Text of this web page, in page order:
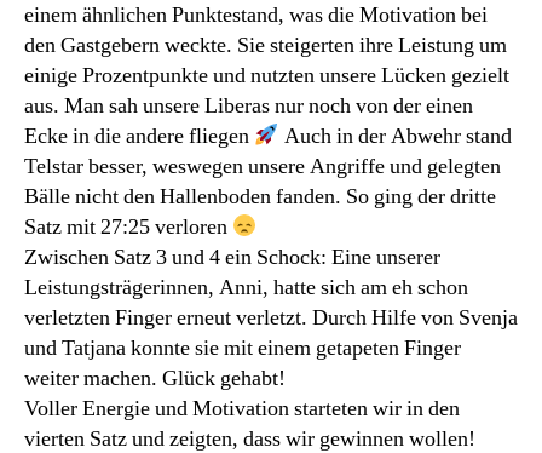
einem ähnlichen Punktestand, was die Motivation bei
den Gastgebern weckte. Sie steigerten ihre Leistung um
einige Prozentpunkte und nutzten unsere Lücken gezielt
aus. Man sah unsere Liberas nur noch von der einen
Ecke in die andere fliegen
Auch in der Abwehr stand
Telstar besser, weswegen unsere Angriffe und gelegten
Bälle nicht den Hallenboden fanden. So ging der dritte
Satz mit 27:25 verloren
Zwischen Satz 3 und 4 ein Schock: Eine unserer
Leistungsträgerinnen, Anni, hatte sich am eh schon
verletzten Finger erneut verletzt. Durch Hilfe von Svenja
und Tatjana konnte sie mit einem getapeten Finger
weiter machen. Glück gehabt!
Voller Energie und Motivation starteten wir in den
vierten Satz und zeigten, dass wir gewinnen wollen!